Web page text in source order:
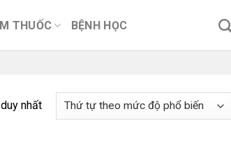
THUỐC BỆNH HỌC
nhất